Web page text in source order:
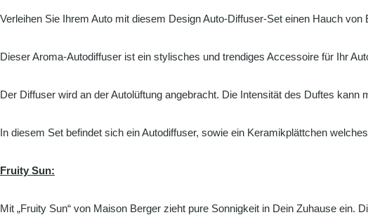
Verleihen Sie Ihrem Auto mit diesem Design Auto-Diffuser-Set einen Hauch von
Dieser Aroma-Autodiffuser ist ein stylisches und trendiges Accessoire für Ihr
Der Diffuser wird an der Autolüftung angebracht. Die Intensität des Duftes
In diesem Set befindet sich ein Autodiffuser, sowie ein Keramikplättchen
Fruity Sun:
Mit „Fruity Sun“ von Maison Berger zieht pure Sonnigkeit in Dein Zuhause